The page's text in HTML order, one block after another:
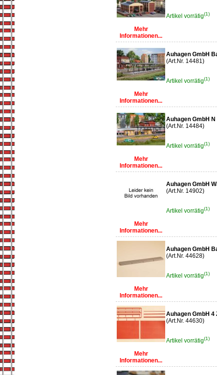
Mehr
Informationen...
Artikel vorrätig(1)
Mehr
Informationen...
Auhagen GmbH
(Art.Nr. 14481)
Artikel vorrätig(1)
Mehr
Informationen...
Auhagen GmbH
(Art.Nr. 14484)
Artikel vorrätig(1)
Mehr
Informationen...
Auhagen GmbH
(Art.Nr. 14902)
Artikel vorrätig(1)
Mehr
Informationen...
Auhagen GmbH
(Art.Nr. 44628)
Artikel vorrätig(1)
Mehr
Informationen...
Auhagen GmbH
(Art.Nr. 44630)
Artikel vorrätig(1)